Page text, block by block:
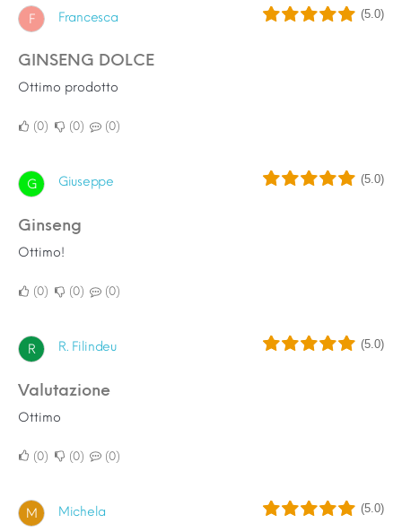
F Francesca (5.0)
GINSENG DOLCE
Ottimo prodotto
0 0 0
G Giuseppe (5.0)
Ginseng
Ottimo!
0 0 0
R R. Filindeu (5.0)
Valutazione
Ottimo
0 0 0
M Michela (5.0)